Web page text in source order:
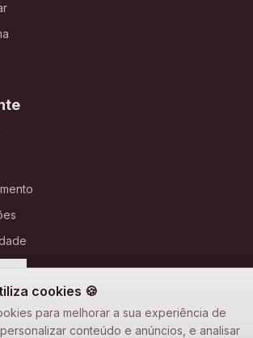
cookies 🍪
para melhorar a sua experiência de
conteúdo e anúncios, e analisar